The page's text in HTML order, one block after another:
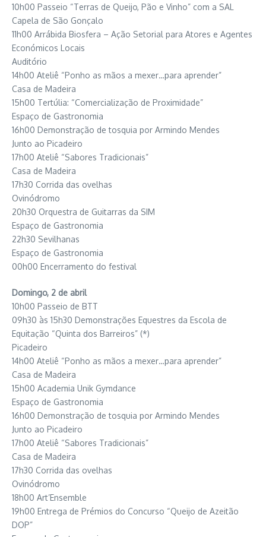
10h00 Passeio “Terras de Queijo, Pão e Vinho” com a SAL
Capela de São Gonçalo
11h00 Arrábida Biosfera – Ação Setorial para Atores e Agentes
Económicos Locais
Auditório
14h00 Ateliê “Ponho as mãos a mexer…para aprender”
Casa de Madeira
15h00 Tertúlia: “Comercialização de Proximidade”
Espaço de Gastronomia
16h00 Demonstração de tosquia por Armindo Mendes
Junto ao Picadeiro
17h00 Ateliê “Sabores Tradicionais”
Casa de Madeira
17h30 Corrida das ovelhas
Ovinódromo
20h30 Orquestra de Guitarras da SIM
Espaço de Gastronomia
22h30 Sevilhanas
Espaço de Gastronomia
00h00 Encerramento do festival
Domingo, 2 de abril
10h00 Passeio de BTT
09h30 às 15h30 Demonstrações Equestres da Escola de
Equitação “Quinta dos Barreiros” (*)
Picadeiro
14h00 Ateliê “Ponho as mãos a mexer…para aprender”
Casa de Madeira
15h00 Academia Unik Gymdance
Espaço de Gastronomia
16h00 Demonstração de tosquia por Armindo Mendes
Junto ao Picadeiro
17h00 Ateliê “Sabores Tradicionais”
Casa de Madeira
17h30 Corrida das ovelhas
Ovinódromo
18h00 Art’Ensemble
19h00 Entrega de Prémios do Concurso “Queijo de Azeitão
DOP”